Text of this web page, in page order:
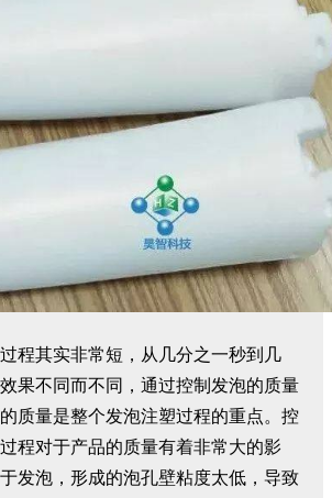
程其实非常短，从几分之一秒到几
果不同而不同，通过控制发泡的质量
质量是整个发泡注塑过程的重点。控
程对于产品的质量有着非常大的影
发泡，形成的泡孔壁粘度太低，导致